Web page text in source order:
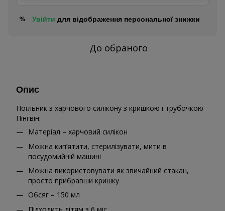
% Увійти для відображення персональної знижки
До обраного
Опис
Поїльник з харчового силікону з кришкою і трубочкою
Пінгвін:
Матеріал – харчовий силікон
Можна кип’ятити, стерилізувати, мити в
посудомийній машині
Можна використовувати як звичайний стакан,
просто прибравши кришку
Обсяг – 150 мл